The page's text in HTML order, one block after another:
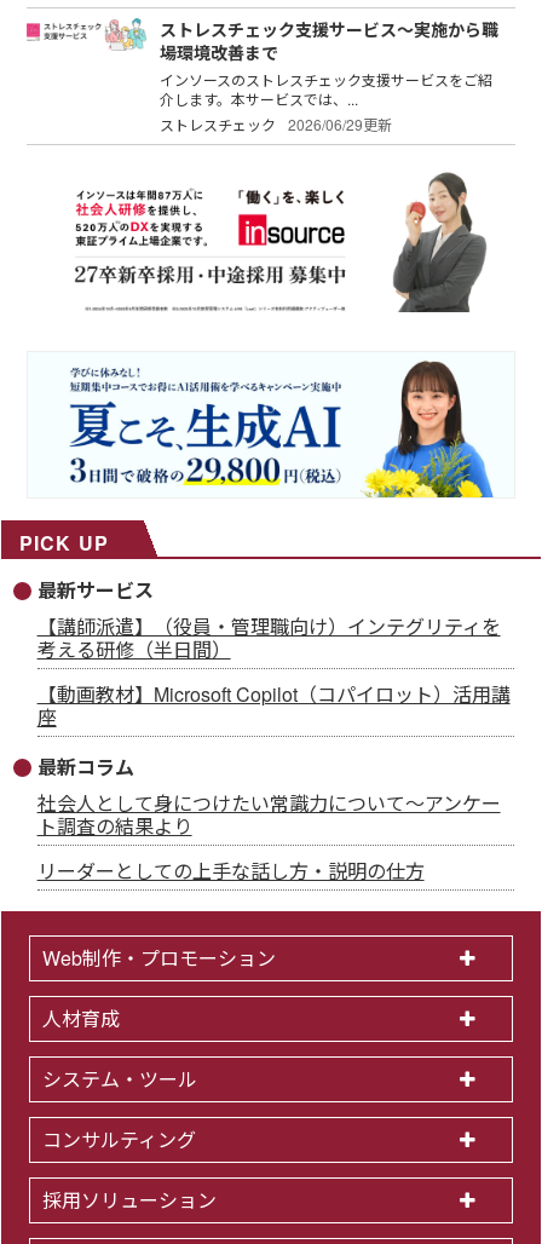
ストレスチェック支援サービス～実施から職
場環境改善まで
インソースのストレスチェック支援サービスをご紹
介します。本サービスでは、...
ストレスチェック
2026/06/29更新
PICK UP
最新サービス
【講師派遣】（役員・管理職向け）インテグリティを
考える研修（半日間）
【動画教材】Microsoft Copilot（コパイロット）活用講
座
最新コラム
社会人として身につけたい常識力について～アンケー
ト調査の結果より
リーダーとしての上手な話し方・説明の仕方
Web制作・プロモーション
人材育成
システム・ツール
コンサルティング
採用ソリューション